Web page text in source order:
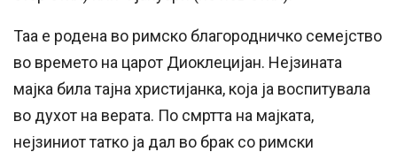
Таа е родена во римско благородничко семејство
во времето на царот Диоклецијан. Нејзината
мајка била тајна христијанка, која ја воспитувала
во духот на верата. По смртта на мајката,
нејзиниот татко ја дал во брак со римски